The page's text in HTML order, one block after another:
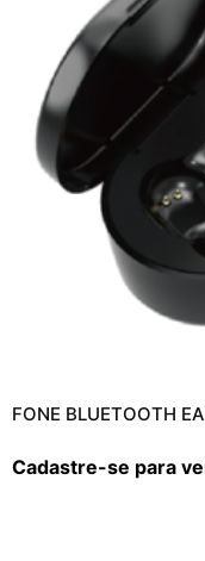
FONE BLUETOOTH
Cadastre-se para